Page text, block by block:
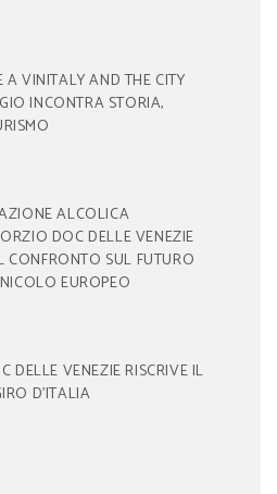
A VINITALY AND THE CITY
INCONTRA STORIA,
ALCOLICA
DOC DELLE VENEZIE
CONFRONTO SUL FUTURO
EUROPEO
DELLE VENEZIE RISCRIVE IL
D’ITALIA